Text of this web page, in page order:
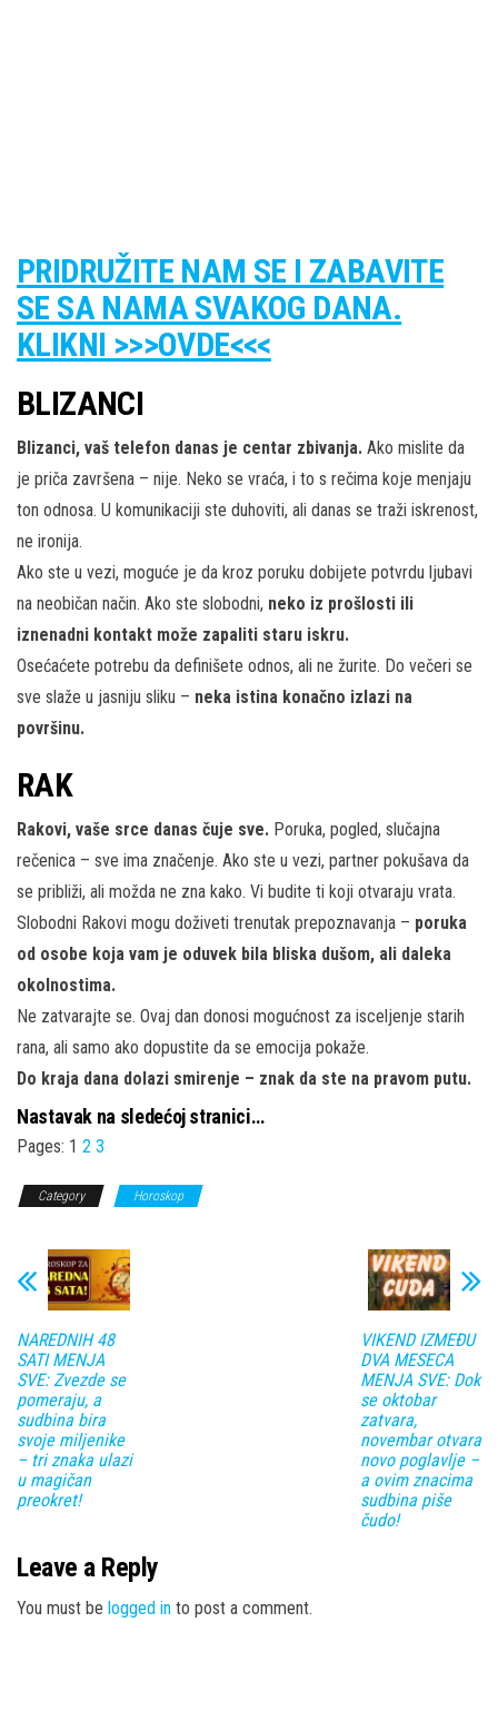
PRIDRUŽITE NAM SE I ZABAVITE
SE SA NAMA SVAKOG DANA.
KLIKNI >>>OVDE<<<
BLIZANCI
Blizanci, vaš telefon danas je centar zbivanja. Ako mislite da
je priča završena – nije. Neko se vraća, i to s rečima koje menjaju
ton odnosa. U komunikaciji ste duhoviti, ali danas se traži iskrenost,
ne ironija.
Ako ste u vezi, moguće je da kroz poruku dobijete potvrdu ljubavi
na neobičan način. Ako ste slobodni, neko iz prošlosti ili
iznenadni kontakt može zapaliti staru iskru.
Osećaćete potrebu da definišete odnos, ali ne žurite. Do večeri se
sve slaže u jasniju sliku – neka istina konačno izlazi na
površinu.
RAK
Rakovi, vaše srce danas čuje sve. Poruka, pogled, slučajna
rečenica – sve ima značenje. Ako ste u vezi, partner pokušava da
se približi, ali možda ne zna kako. Vi budite ti koji otvaraju vrata.
Slobodni Rakovi mogu doživeti trenutak prepoznavanja – poruka
od osobe koja vam je oduvek bila bliska dušom, ali daleka
okolnostima.
Ne zatvarajte se. Ovaj dan donosi mogućnost za isceljenje starih
rana, ali samo ako dopustite da se emocija pokaže.
Do kraja dana dolazi smirenje – znak da ste na pravom putu.
Nastavak na sledećoj stranici…
Pages: 1 2 3
Category Horoskop
NAREDNIH 48
SATI MENJA
SVE: Zvezde se
pomeraju, a
sudbina bira
svoje miljenike
– tri znaka ulazi
u magičan
preokret!
VIKEND IZMEĐU
DVA MESECA
MENJA SVE: Dok
se oktobar
zatvara,
novembar otvara
novo poglavlje –
a ovim znacima
sudbina piše
čudo!
Leave a Reply
You must be logged in to post a comment.